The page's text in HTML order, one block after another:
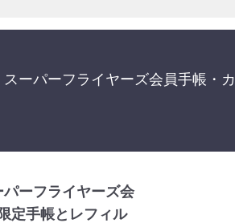
ーパーフライヤーズ会員手帳・
パーフライヤーズ会
定手帳とレフィル